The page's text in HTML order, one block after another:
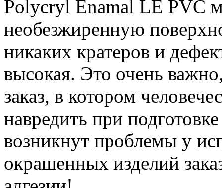
Polycryl Enamal LE PVC
необезжиренную
никаких кратеров и
высокая. Это очень
заказ, в котором
навредить при
возникнут проблемы у
окрашенных изделий